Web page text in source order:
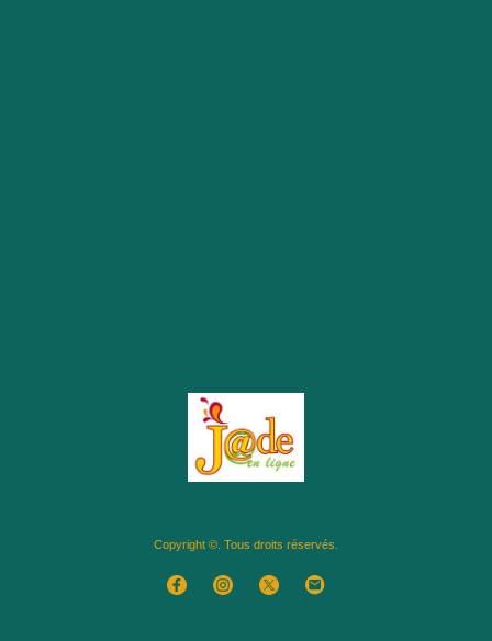
Copyright ©. Tous droits réservés.